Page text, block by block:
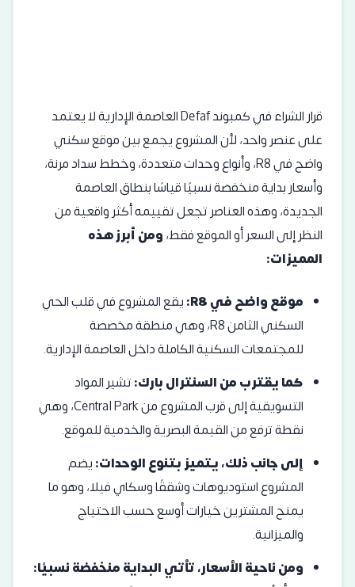
قرار الشراء في كمبوند Defaf العاصمة الإدارية لا يعتمد
على عنصر واحد، لأن المشروع يجمع بين موقع سكني
واضح في R8، وأنواع وحدات متعددة، وخطط سداد مرنة،
وأسعار بداية منخفضة نسبيًا قياسًا بنطاق العاصمة
الجديدة، وهذه العناصر تجعل تقييمه أكثر واقعية من
النظر إلى السعر أو الموقع فقط،ومن أبرز هذه
المميزات:
موقع واضح في R8:
يقع المشروع في قلب الحي
السكني الثامن R8، وهي منطقة مخصصة
للمجتمعات السكنية الكاملة داخل العاصمة الإدارية.
كما يقترب من السنترال بارك:تشير المواد
التسويقية إلى قرب المشروع من Central Park، وهي
نقطة ترفع من القيمة البصرية والخدمية للموقع.
إلى جانب ذلك، يتميز بتنوع الوحدات:يضم
المشروع استوديوهات وشققًا وسكاي فيلا، وهو ما
يمنح المشترين خيارات أوسع حسب الاحتياج
والميزانية.
ومن ناحية الأسعار، تأتي البداية منخفضة نسبيًا: